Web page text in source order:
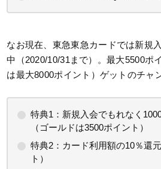
なお現在、東急東急カードでは新規
中（2020/10/31まで）。最大5500ポ
は最大8000ポイント）ゲットのチャ
特典1：新規入会でもれなく
（ゴールドは3500ポイント）
特典2：カード利用額の10％還
ト）